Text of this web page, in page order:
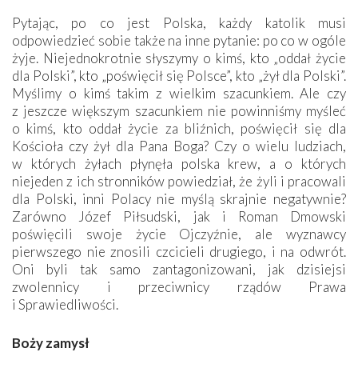
Pytając, po co jest Polska, każdy katolik musi
odpowiedzieć sobie także na inne pytanie: po co w ogóle
żyje. Niejednokrotnie słyszymy o kimś, kto „oddał życie
dla Polski”, kto „poświęcił się Polsce”, kto „żył dla Polski”.
Myślimy o kimś takim z wielkim szacunkiem. Ale czy
z jeszcze większym szacunkiem nie powinniśmy myśleć
o kimś, kto oddał życie za bliźnich, poświęcił się dla
Kościoła czy żył dla Pana Boga? Czy o wielu ludziach,
w których żyłach płynęła polska krew, a o których
niejeden z ich stronników powiedział, że żyli i pracowali
dla Polski, inni Polacy nie myślą skrajnie negatywnie?
Zarówno Józef Piłsudski, jak i Roman Dmowski
poświęcili swoje życie Ojczyźnie, ale wyznawcy
pierwszego nie znosili czcicieli drugiego, i na odwrót.
Oni byli tak samo zantagonizowani, jak dzisiejsi
zwolennicy i przeciwnicy rządów Prawa
i Sprawiedliwości.
Boży zamysł